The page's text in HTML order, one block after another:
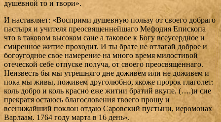
душевной то и твори».
И настав­ляет: «Восприми душевную пользу от своего добраго
па­стыря и учителя преосвященнейшаго Мефодия Епископа
что в таковом высоком сане а таковое к Богу всеусердное и
смиренное житие проходит. И ты брате не отлагай доброе и
богоугодное свое намерение на много время милостивой
отеческой себе отпуске получа, от своего преосвященнаго.
Неизвесть бы мы утрешняго дне доживем или не доживем и
пока мы живы, поживем друголюбно, якоже пророк глаголет:
коль добро и коль красно еже житии братий вкупе. (….)и сие
прекратя остаюсь благословения твоего прошу и
всенижайший поклон отдаю Саровский пустыни, иеромонах
Варлаам. 1764 году марта в 16 день».